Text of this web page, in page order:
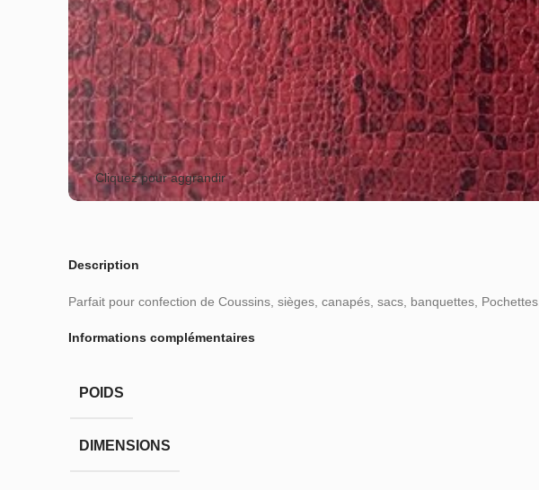
Cliquez pour aggrandir
Description
Parfait pour confection de Coussins, sièges, canapés, sacs, banquettes, Pochettes.
Informations complémentaires
POIDS
DIMENSIONS